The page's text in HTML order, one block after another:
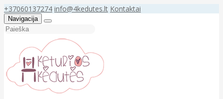
+37060137274 info@4kedutes.lt Kontaktai
Navigacija